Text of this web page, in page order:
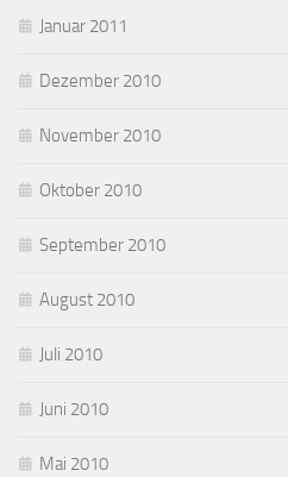
Januar 2011
Dezember 2010
November 2010
Oktober 2010
September 2010
August 2010
Juli 2010
Juni 2010
Mai 2010